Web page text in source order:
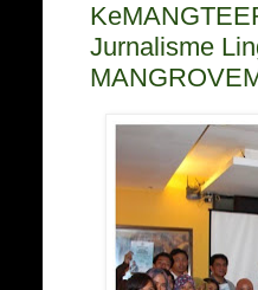
Jurnalisme